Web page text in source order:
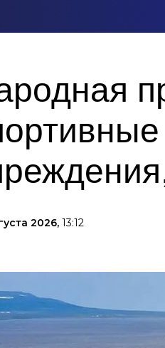
2026, 13:12